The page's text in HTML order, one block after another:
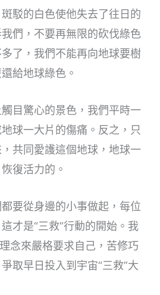
駁的白色使他失去了往日的
們，不要再無限的砍伐綠色
了，我們不能再向地球要樹
給地球綠色。
目驚心的景色，我們平時一
球一大片的傷痛。反之，只
共同愛護這個地球，地球一
復活力的。
要從身邊的小事做起，每位
才是“三救”行動的開始。我
念來嚴格要求自己，苦修巧
取早日投入到宇宙“三救”大